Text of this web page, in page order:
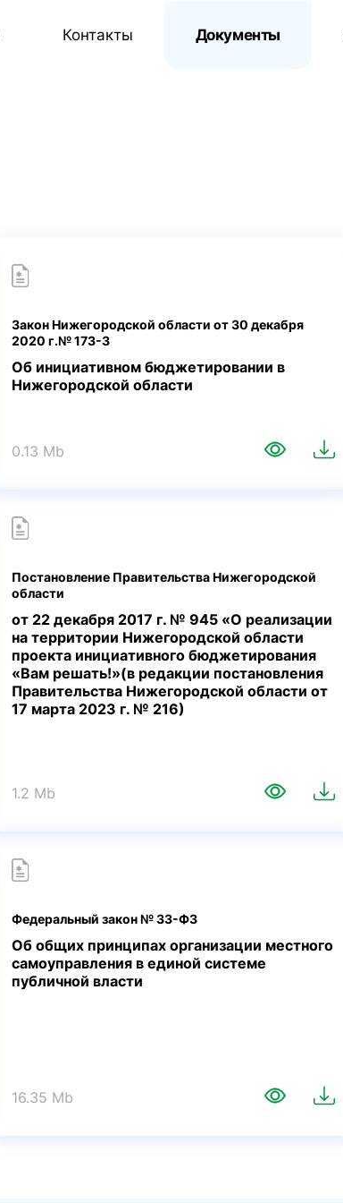
Контакты Документы
Закон Нижегородской области от 30 декабря
2020 г.№ 173-З
Об инициативном бюджетировании в
Нижегородской области
0.13 Mb
Постановление Правительства Нижегородской
области
от 22 декабря 2017 г. № 945 «О реализации
на территории Нижегородской области
проекта инициативного бюджетирования
«Вам решать!»(в редакции постановления
Правительства Нижегородской области от
17 марта 2023 г. № 216)
1.2 Mb
Федеральный закон № 33-ФЗ
Об общих принципах организации местного
самоуправления в единой системе
публичной власти
16.35 Mb